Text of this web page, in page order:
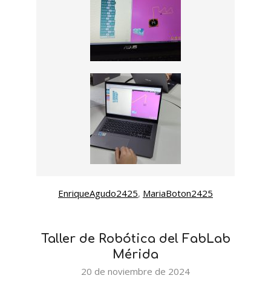
EnriqueAgudo2425, MariaBoton2425
Taller de Robótica del FabLab
Mérida
20 de noviembre de 2024